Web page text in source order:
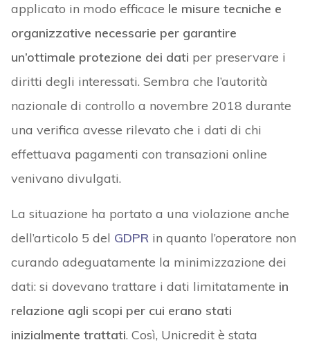
applicato in modo efficace le misure tecniche e
organizzative necessarie per garantire
un’ottimale protezione dei dati per preservare i
diritti degli interessati. Sembra che l’autorità
nazionale di controllo a novembre 2018 durante
una verifica avesse rilevato che i dati di chi
effettuava pagamenti con transazioni online
venivano divulgati.
La situazione ha portato a una violazione anche
dell’articolo 5 del GDPRin quanto l’operatore non
curando adeguatamente la minimizzazione dei
dati: si dovevano trattare i dati limitatamente in
relazione agli scopi per cui erano stati
inizialmente trattati. Così, Unicredit è stata